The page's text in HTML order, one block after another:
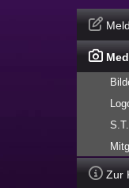
Zur